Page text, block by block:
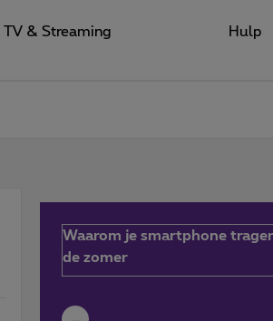
TV & Streaming Hulp
Waarom je smartphone
de zomer